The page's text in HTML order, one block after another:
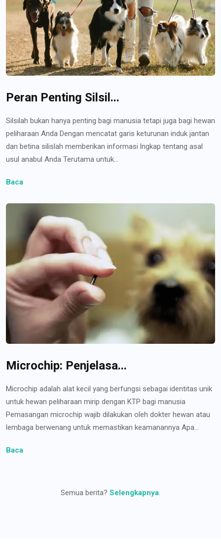
Peran Penting Silsil...
Silsilah bukan hanya penting bagi manusia tetapi juga bagi hewan
peliharaan Anda Dengan mencatat garis keturunan induk jantan
dan betina silislah memberikan informasi lngkap tentang asal
usul anabul Anda Terutama untuk...
Baca
Microchip: Penjelasa...
Microchip adalah alat kecil yang berfungsi sebagai identitas unik
untuk hewan peliharaan mirip dengan KTP bagi manusia
Pemasangan microchip wajib dilakukan oleh dokter hewan atau
lembaga berwenang untuk memastikan keamanannya Apa...
Baca
Semua berita? Selengkapnya